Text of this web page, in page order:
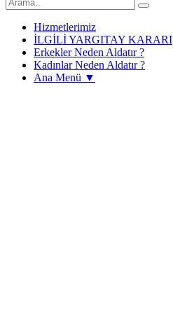
Hizmetlerimiz
İLGİLİ YARGITAY KARARI
Erkekler Neden Aldatır ?
Kadınlar Neden Aldatır ?
Ana Menü ▼